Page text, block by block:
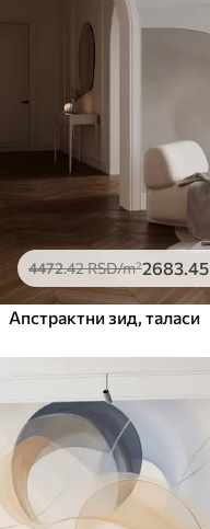
4472.42RSD/m²2683.45
Апстрактни зид, таласи